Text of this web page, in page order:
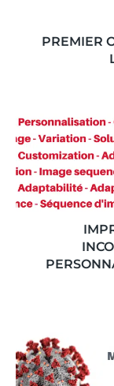
PREMIER